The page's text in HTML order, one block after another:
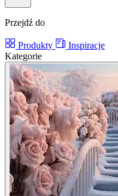
Przejdź do
Produkty
Inspiracje
Kategorie